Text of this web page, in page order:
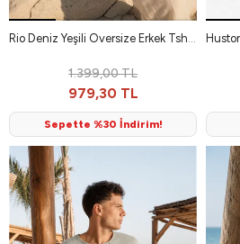
Rio Deniz Yeşili Oversize Erkek Tshirt
1.399,00 TL
979,30 TL
Sepette %30 İndirim!